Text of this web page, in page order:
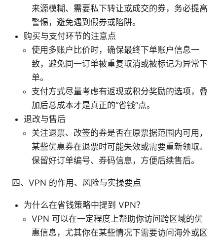
来源模糊、需要私下转让或成交的券，务必提高
警惕，避免遇到假券或陷阱。
购买与支付环节的注意点
使用多账户比价时，确保最终下单账户信息一
致，避免同一订单被重复取消或被标记为异常下
单。
支付方式尽量考虑有返现或积分奖励的选项，叠
加后总成本才是真正的“省钱”点。
退改与售后
关注退票、改签的券是否在原票据范围内可用，
某些优惠券在退票时可能失效或需要重新领取。
保留好订单编号、券码信息，方便后续售后。
四、VPN 的作用、风险与实操要点
为什么在省钱策略中提到 VPN？
VPN 可以在一定程度上帮助你访问跨区域的优
惠信息，尤其你在某些情况下需要访问海外或区